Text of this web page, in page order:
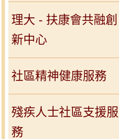
理大 - 扶康會共融創
新中心
社區精神健康服務
殘疾人士社區支援服
務